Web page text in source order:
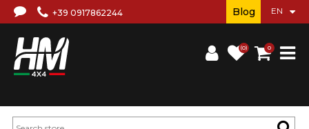
+39 0917862244
(0) 0
Blog